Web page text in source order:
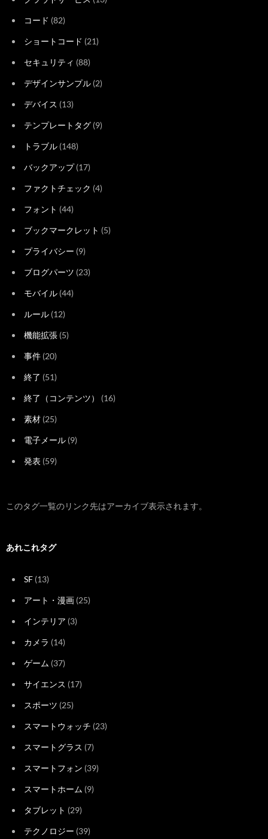
コード (82)
ショートコード (21)
セキュリティ (88)
デザインサンプル (2)
デバイス (13)
テンプレートタグ (9)
トラブル (148)
バックアップ(17)
ファクトチェック (4)
フォント (44)
ブックマークレット (5)
プライバシー (9)
ブログパーツ (23)
モバイル (44)
ルール (12)
機能拡張 (5)
事件 (20)
終了 (51)
終了（コンテンツ） (16)
素材 (25)
電子メール (9)
発表 (59)
このタグ一覧のリンク先はアーカイブ表示されます。
あれこれタグ
SF (13)
アート・漫画 (25)
インテリア (3)
カメラ (14)
ゲーム (37)
サイエンス (17)
スポーツ (25)
スマートウォッチ (23)
スマートグラス (7)
スマートフォン (39)
スマートホーム (9)
タブレット (29)
テクノロジー (39)